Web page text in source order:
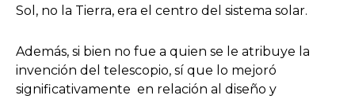
Sol, no la Tierra, era el centro del sistema solar.
Además, si bien no fue a quien se le atribuye la
invención del telescopio, sí que lo mejoró
significativamente en relación al diseño y